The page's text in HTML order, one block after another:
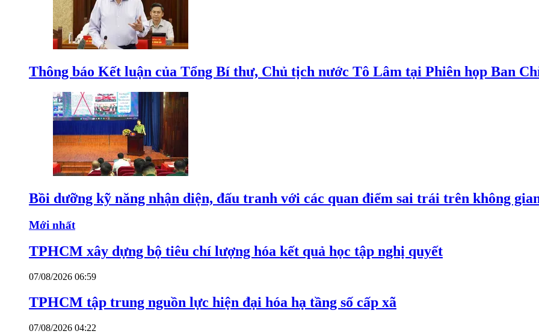
Thông báo Kết luận của Tổng Bí thư, Chủ tịch nước Tô Lâm tại Phiên họp Ban
Bồi dưỡng kỹ năng nhận diện, đấu tranh với các quan điểm sai trái trên không
Mới nhất
TPHCM xây dựng bộ tiêu chí lượng hóa kết quả học tập nghị quyết
07/08/2026 06:59
TPHCM tập trung nguồn lực hiện đại hóa hạ tầng số cấp xã
07/08/2026 04:22